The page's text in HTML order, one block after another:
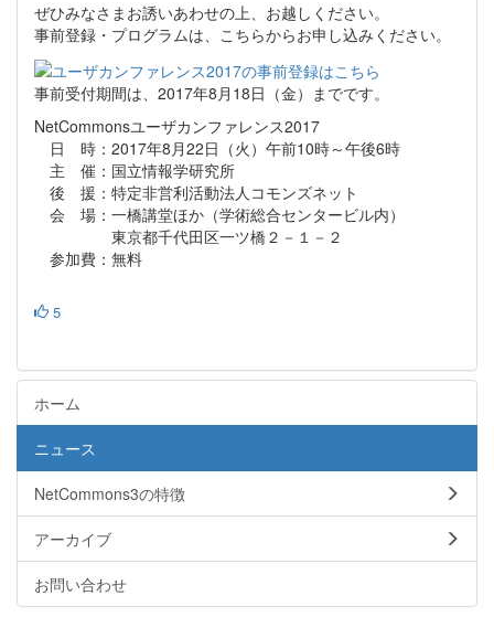
ぜひみなさまお誘いあわせの上、お越しください。
事前登録・プログラムは、こちらからお申し込みください。
事前受付期間は、2017年8月18日（金）までです。
NetCommonsユーザカンファレンス2017
日 時：2017年8月22日（火）午前10時～午後6時
主 催：国立情報学研究所
後 援：特定非営利活動法人コモンズネット
会 場：一橋講堂ほか（学術総合センタービル内）
東京都千代田区一ツ橋２－１－２
参加費：無料
5
ホーム
ニュース
NetCommons3の特徴
アーカイブ
お問い合わせ